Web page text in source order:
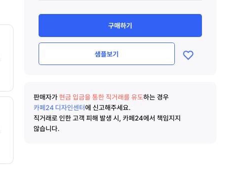
구매하기
샘플보기
판매자가현금 입금을 통한 직거래를 유도하는 경우
카페24 디자인센터에 신고해주세요.
직거래로 인한 고객 피해 발생 시, 카페24에서 책임지지
않습니다.